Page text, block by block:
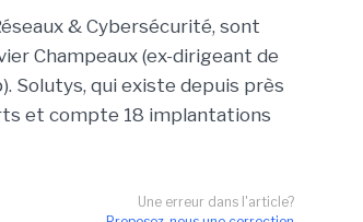
& Cybersécurité, sont
Champeaux (ex-dirigeant de
Solutys, qui existe depuis près
et compte 18 implantations
Une erreur dans l'article?